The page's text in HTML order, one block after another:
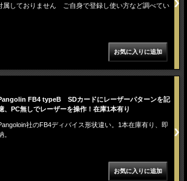
属しておりません ご自身で登録し使い方など調べてい
FB4 typeB SDカードにレーザーパターンを記
、PC無しでレーザーを操作！在庫1本有り
社のFB4ディバイス形状違い。1本在庫有り、即
。